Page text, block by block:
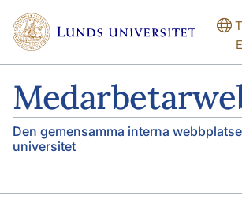
Hoppa till huvudinnehåll
Hoppa till huvudinnehåll
Den gemensamma interna
universitet